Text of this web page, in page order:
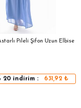
Pileli Şifon Uzun Elbise
20 indirim : 631,92₺